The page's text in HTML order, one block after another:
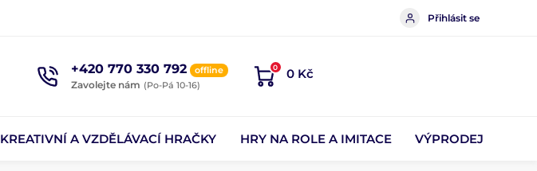
Přihlásit se
+420 770 330 792 offline
Zavolejte nám (Po-Pá 10-16)
0 0 Kč
KREATIVNÍ A VZDĚLÁVACÍ HRAČKY HRY NA ROLE A IMITACE VÝPRODEJ